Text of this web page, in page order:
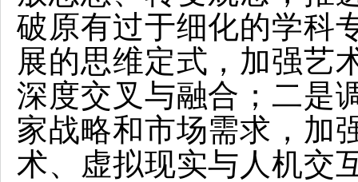
破原有过于细化的学科
展的思维定式，加强艺
深度交叉与融合；二是
家战略和市场需求，加
术、虚拟现实与人机交